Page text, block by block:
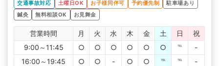
交通事故対応 土曜日OK お子様同伴可 予約優先制
駐車場あり
鍼灸
無料相談OK お見舞金
営業時間 月 火 水 木 金 土 日
祝
9:00～11:45
○ ○ ○ ○ ○ ○ ℡
-
16:00～19:45
○ ○ - ○ ○ ℡ ℡ -